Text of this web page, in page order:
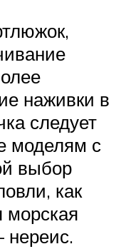
наживки в
следует
моделям с
выбор
как
морская
нереис.